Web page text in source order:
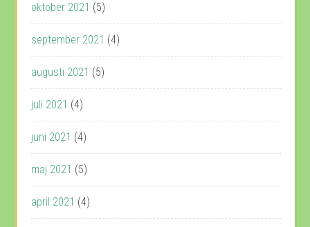
oktober 2021 (5)
september 2021 (4)
augusti 2021 (5)
juli 2021 (4)
juni 2021 (4)
maj 2021 (5)
april 2021 (4)